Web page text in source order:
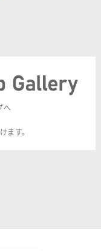
へ
ます。